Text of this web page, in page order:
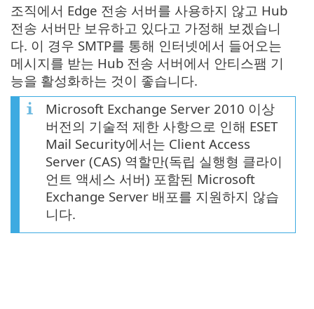
조직에서 Edge 전송 서버를 사용하지 않고 Hub
전송 서버만 보유하고 있다고 가정해 보겠습니
다. 이 경우 SMTP를 통해 인터넷에서 들어오는
메시지를 받는 Hub 전송 서버에서 안티스팸 기
능을 활성화하는 것이 좋습니다.
Microsoft Exchange Server 2010 이상
버전의 기술적 제한 사항으로 인해 ESET
Mail Security에서는 Client Access
Server (CAS) 역할만(독립 실행형 클라이
언트 액세스 서버) 포함된 Microsoft
Exchange Server 배포를 지원하지 않습
니다.